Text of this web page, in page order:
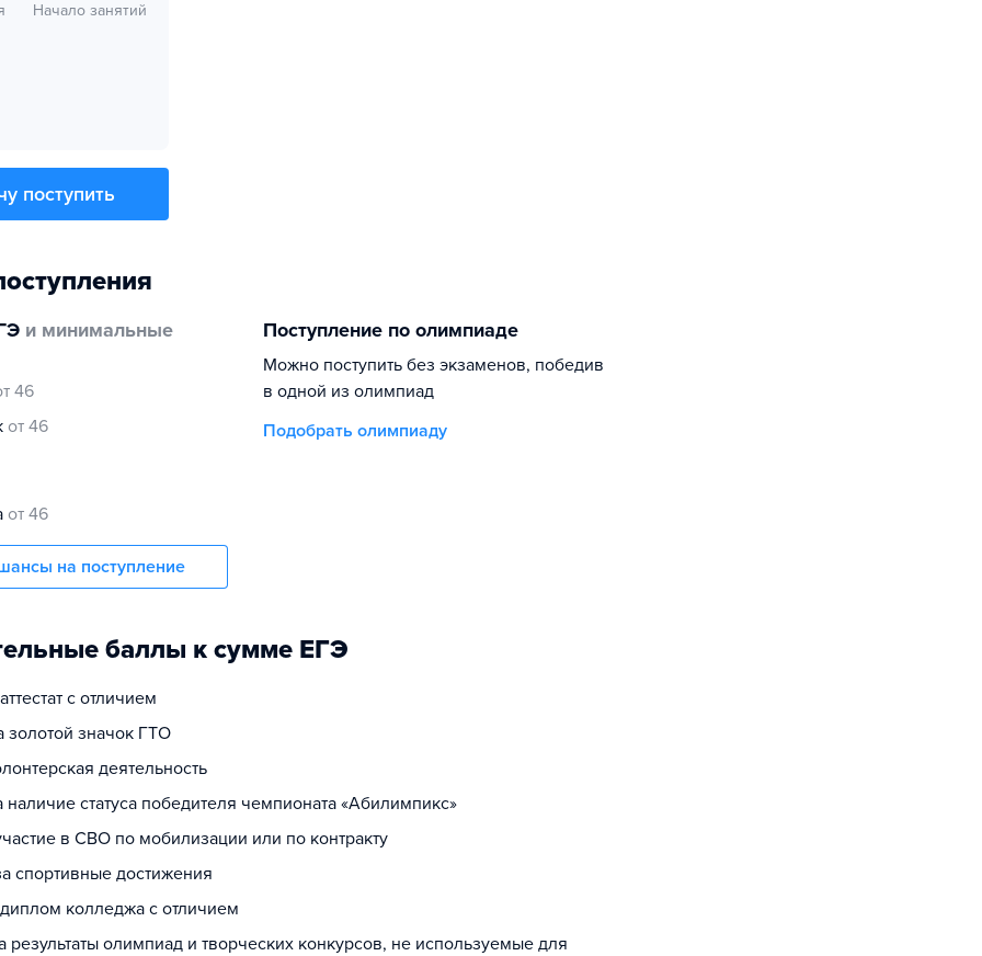
Начало занятий
поступить
и минимальные
46
от 46
от 46
на поступление
Поступление по олимпиаде
Можно поступить без экзаменов, победив
в одной из олимпиад
Подобрать олимпиаду
баллы к сумме ЕГЭ
с отличием
золотой значок ГТО
деятельность
наличие статуса победителя чемпионата «Абилимпикс»
в СВО по мобилизации или по контракту
спортивные достижения
колледжа с отличием
результаты олимпиад и творческих конкурсов, не используемые для